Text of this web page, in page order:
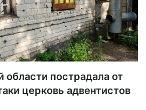
области пострадала от
церковь адвентистов